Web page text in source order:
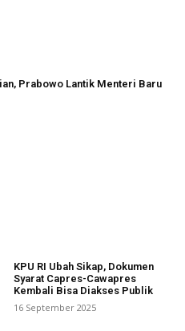
Prabowo Lantik Menteri Baru
KPU RI Ubah Sikap, Dokumen
Syarat Capres-Cawapres
Kembali Bisa Diakses Publik
16 September 2025